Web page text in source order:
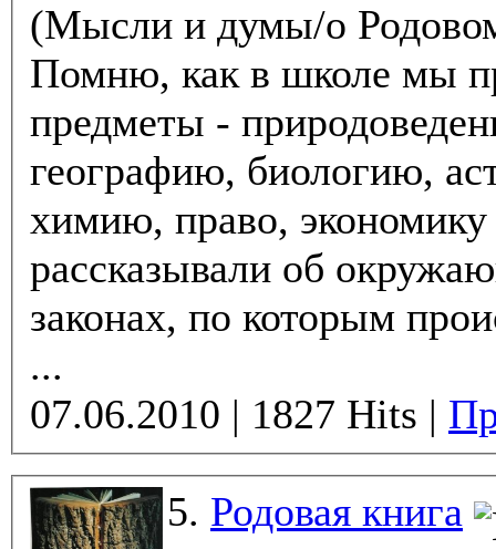
(Мысли и думы/о
Помню, как в школе мы
предметы -
географию, биологию,
химию, право,
рассказывали об
законах, по которым
...
07.06.2010 | 1827 Hits |
5. Родовая книга